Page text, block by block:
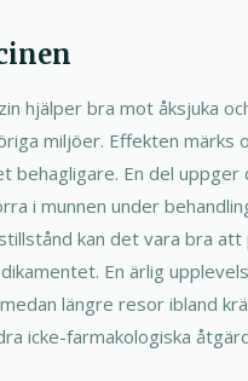
hjälper bra mot åksjuka
miljöer. Effekten märks
behagligare. En del uppger
i munnen under
kan det vara bra att
En ärlig
längre resor ibland
icke-farmakologiska